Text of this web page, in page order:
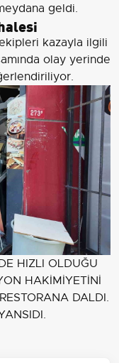
geldi.
kazayla ilgili
olay yerinde
HIZLI OLDUĞU
HAKİMİYETİNİ
DALDI.